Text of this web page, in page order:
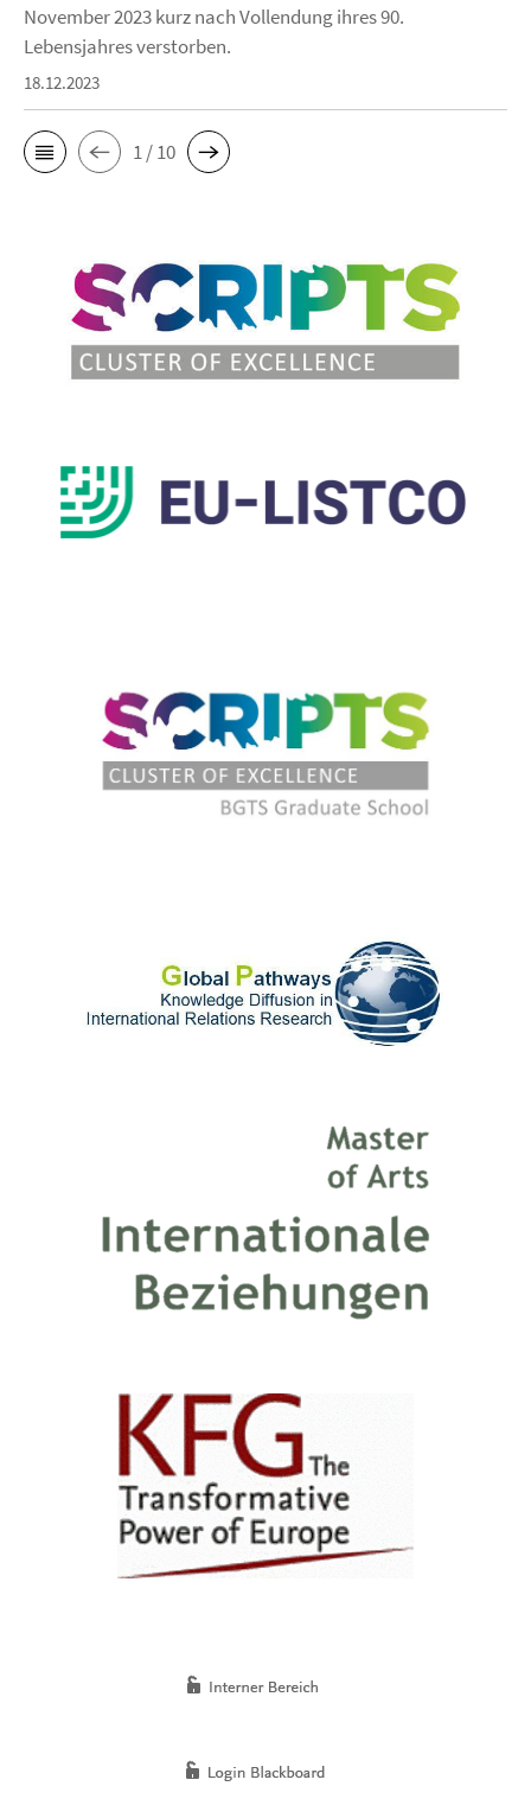
November 2023 kurz nach Vollendung ihres 90.
Lebensjahres verstorben.
18.12.2023
1 / 10